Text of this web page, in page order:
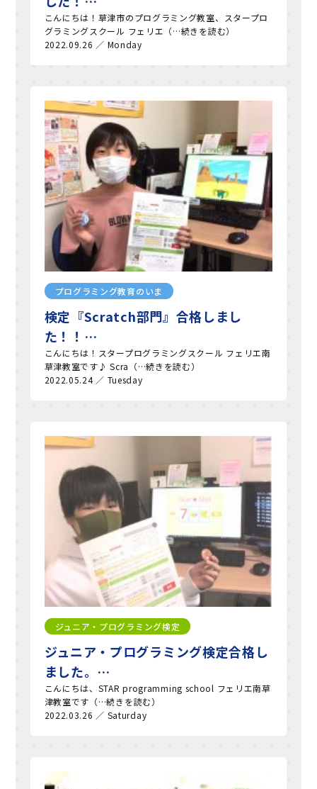
こんにちは！草津市のプログラミング教室、スタープロ
グラミングスクール フェリエ（…続きを読む）
2022.09.26 ／ Monday
プログラミング教育のいま
検定『Scratch部門』合格しまし
た！！…
こんにちは！スタープログラミングスクール フェリエ南
草津教室です♪ Scra（…続きを読む）
2022.05.24 ／ Tuesday
ジュニア・プログラミング検定
ジュニア・プログラミング検定合格し
ました。…
こんにちは、STAR programming school フェリエ南草
津教室です（…続きを読む）
2022.03.26 ／ Saturday